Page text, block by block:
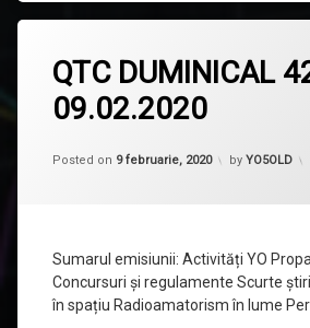
QTC DUMINICAL
09.02.2020
Posted on 9 februarie, 2020 by YO5OLD
Sumarul emisiunii: Activități YO
Concursuri și regulamente Scurte
în spațiu Radioamatorism în lume
un
comentariu
la
QTC
427